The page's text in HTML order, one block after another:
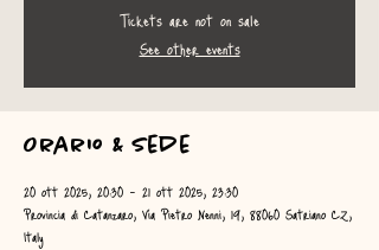
Tickets are not on sale
See other events
Orario & Sede
20 ott 2025, 20:30 – 21 ott 2025, 23:30
Provincia di Catanzaro, Via Pietro Nenni, 19, 88060 Satriano CZ,
Italy